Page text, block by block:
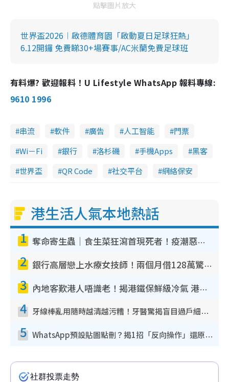
點擊圖片放大
世界盃2026︱啟德體育園「啟動夏日足球狂熱」
6.12開鑼 免費睇30+場賽事/AC米蘭免費足球班
有料爆? 歡迎報料！U Lifestyle WhatsApp 報料專線:
9610 1996
串流 軟件 廣告 人工智能
門票
Wi－Fi
銀行 洛杉磯 手機Apps
黑客
世界盃
QR Code 社交平台 網絡保安
港生活人氣本地熱話
1 奪命寄生蟲｜食生菜狂瀉首現死者！疫潮惡化錄1.8萬宗病例 揭洗菜3大謬誤
2 銀行高層戀上水療女技師！兩個月借128萬驚覺「沉船」沉落火海 揭背後疑似邪教操控賣淫
3 內地客歎港人唔識老！揭港鐵保鮮級冷氣 港人求放過：咪投訴
4 牙線棒亂用隨時越清越污糟！牙醫驚揭盲目過戶細菌恐致蛀牙：呢種先係日常真保養
5 WhatsApp預設貼圖點刪？揭1招「反向操作」還原簡潔介面 附3步實測教學